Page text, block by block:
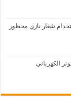
شعار نازي محظور
الكهربائي